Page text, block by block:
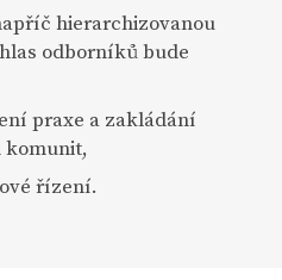
hierarchizovanou
odborníků bude
praxe a zakládání
řízení.